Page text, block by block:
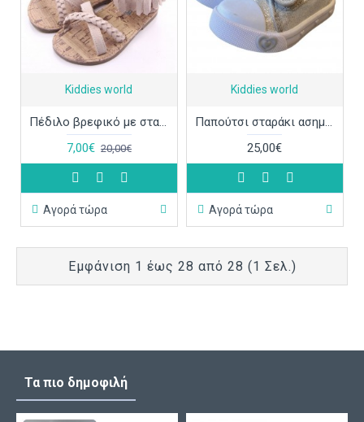
Kiddies world
Πέδιλο βρεφικό με σταθερό πάτο boho ΠΑΚ599
7,00€ 20,00€
Αγορά τώρα
Kiddies world
Παπούτσι σταράκι ασημί ΠΑΠ511
25,00€
Αγορά τώρα
Εμφάνιση 1 έως 28 από 28 (1 Σελ.)
Τα πιο δημοφιλή